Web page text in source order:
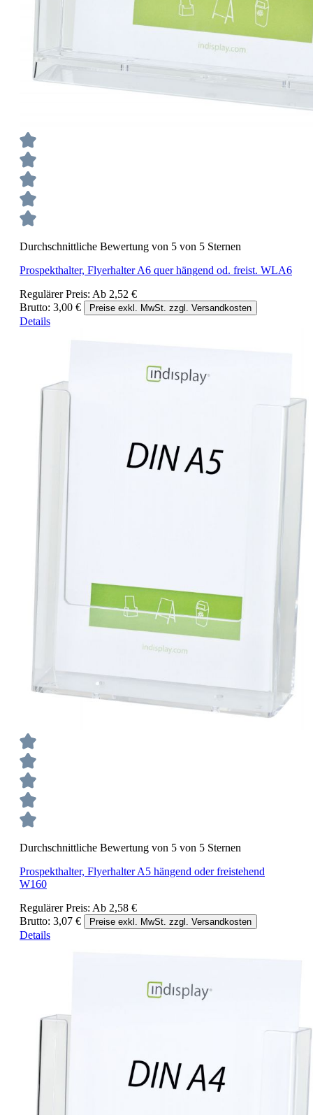
Durchschnittliche Bewertung von 5 von 5 Sternen
Prospekthalter, Flyerhalter A6 quer hängend od. freist. WLA6
Regulärer Preis: Ab 2,52 €
Brutto: 3,00 €
Preise exkl. MwSt. zzgl. Versandkosten
Details
Durchschnittliche Bewertung von 5 von 5 Sternen
Prospekthalter, Flyerhalter A5 hängend oder freistehend
W160
Regulärer Preis: Ab 2,58 €
Brutto: 3,07 €
Preise exkl. MwSt. zzgl. Versandkosten
Details